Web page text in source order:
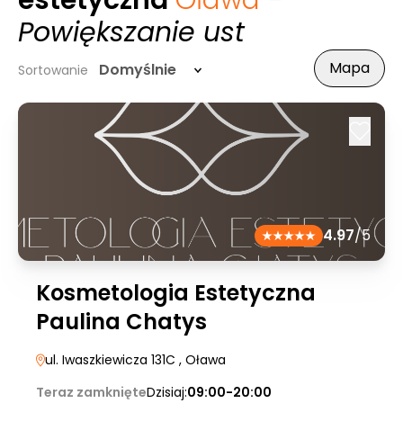
Powiększanie ust
Sortowanie Domyślnie Mapa
4.97/5
Kosmetologia Estetyczna
Paulina Chatys
ul. Iwaszkiewicza 131C , Oława
Teraz zamknięteDzisiaj:09:00-20:00